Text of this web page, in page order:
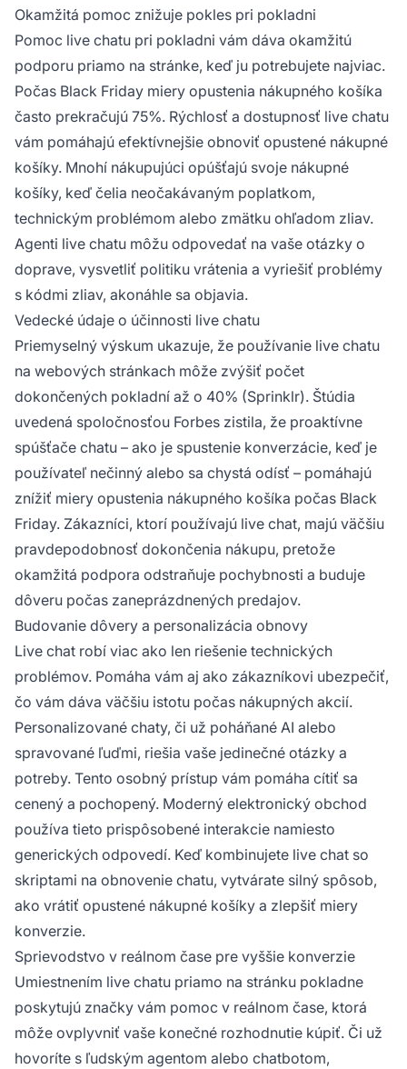
Okamžitá pomoc znižuje pokles pri pokladni
Pomoc live chatu pri pokladni vám dáva okamžitú
podporu priamo na stránke, keď ju potrebujete najviac.
Počas Black Friday miery opustenia nákupného košíka
často prekračujú 75%. Rýchlosť a dostupnosť live chatu
vám pomáhajú efektívnejšie obnoviť opustené nákupné
košíky. Mnohí nákupujúci opúšťajú svoje nákupné
košíky, keď čelia neočakávaným poplatkom,
technickým problémom alebo zmätku ohľadom zliav.
Agenti live chatu môžu odpovedať na vaše otázky o
doprave, vysvetliť politiku vrátenia a vyriešiť problémy
s kódmi zliav, akonáhle sa objavia.
Vedecké údaje o účinnosti live chatu
Priemyselný výskum ukazuje, že používanie live chatu
na webových stránkach môže zvýšiť počet
dokončených pokladní až o 40% (Sprinklr). Štúdia
uvedená spoločnosťou Forbes zistila, že proaktívne
spúšťače chatu – ako je spustenie konverzácie, keď je
používateľ nečinný alebo sa chystá odísť – pomáhajú
znížiť miery opustenia nákupného košíka počas Black
Friday. Zákazníci, ktorí používajú live chat, majú väčšiu
pravdepodobnosť dokončenia nákupu, pretože
okamžitá podpora odstraňuje pochybnosti a buduje
dôveru počas zaneprázdnených predajov.
Budovanie dôvery a personalizácia obnovy
Live chat robí viac ako len riešenie technických
problémov. Pomáha vám aj ako zákazníkovi ubezpečiť,
čo vám dáva väčšiu istotu počas nákupných akcií.
Personalizované chaty, či už poháňané AI alebo
spravované ľuďmi, riešia vaše jedinečné otázky a
potreby. Tento osobný prístup vám pomáha cítiť sa
cenený a pochopený. Moderný elektronický obchod
používa tieto prispôsobené interakcie namiesto
generických odpovedí. Keď kombinujete live chat so
skriptami na obnovenie chatu, vytvárate silný spôsob,
ako vrátiť opustené nákupné košíky a zlepšiť miery
konverzie.
Sprievodstvo v reálnom čase pre vyššie konverzie
Umiestnením live chatu priamo na stránku pokladne
poskytujú značky vám pomoc v reálnom čase, ktorá
môže ovplyvniť vaše konečné rozhodnutie kúpiť. Či už
hovoríte s ľudským agentom alebo chatbotom,